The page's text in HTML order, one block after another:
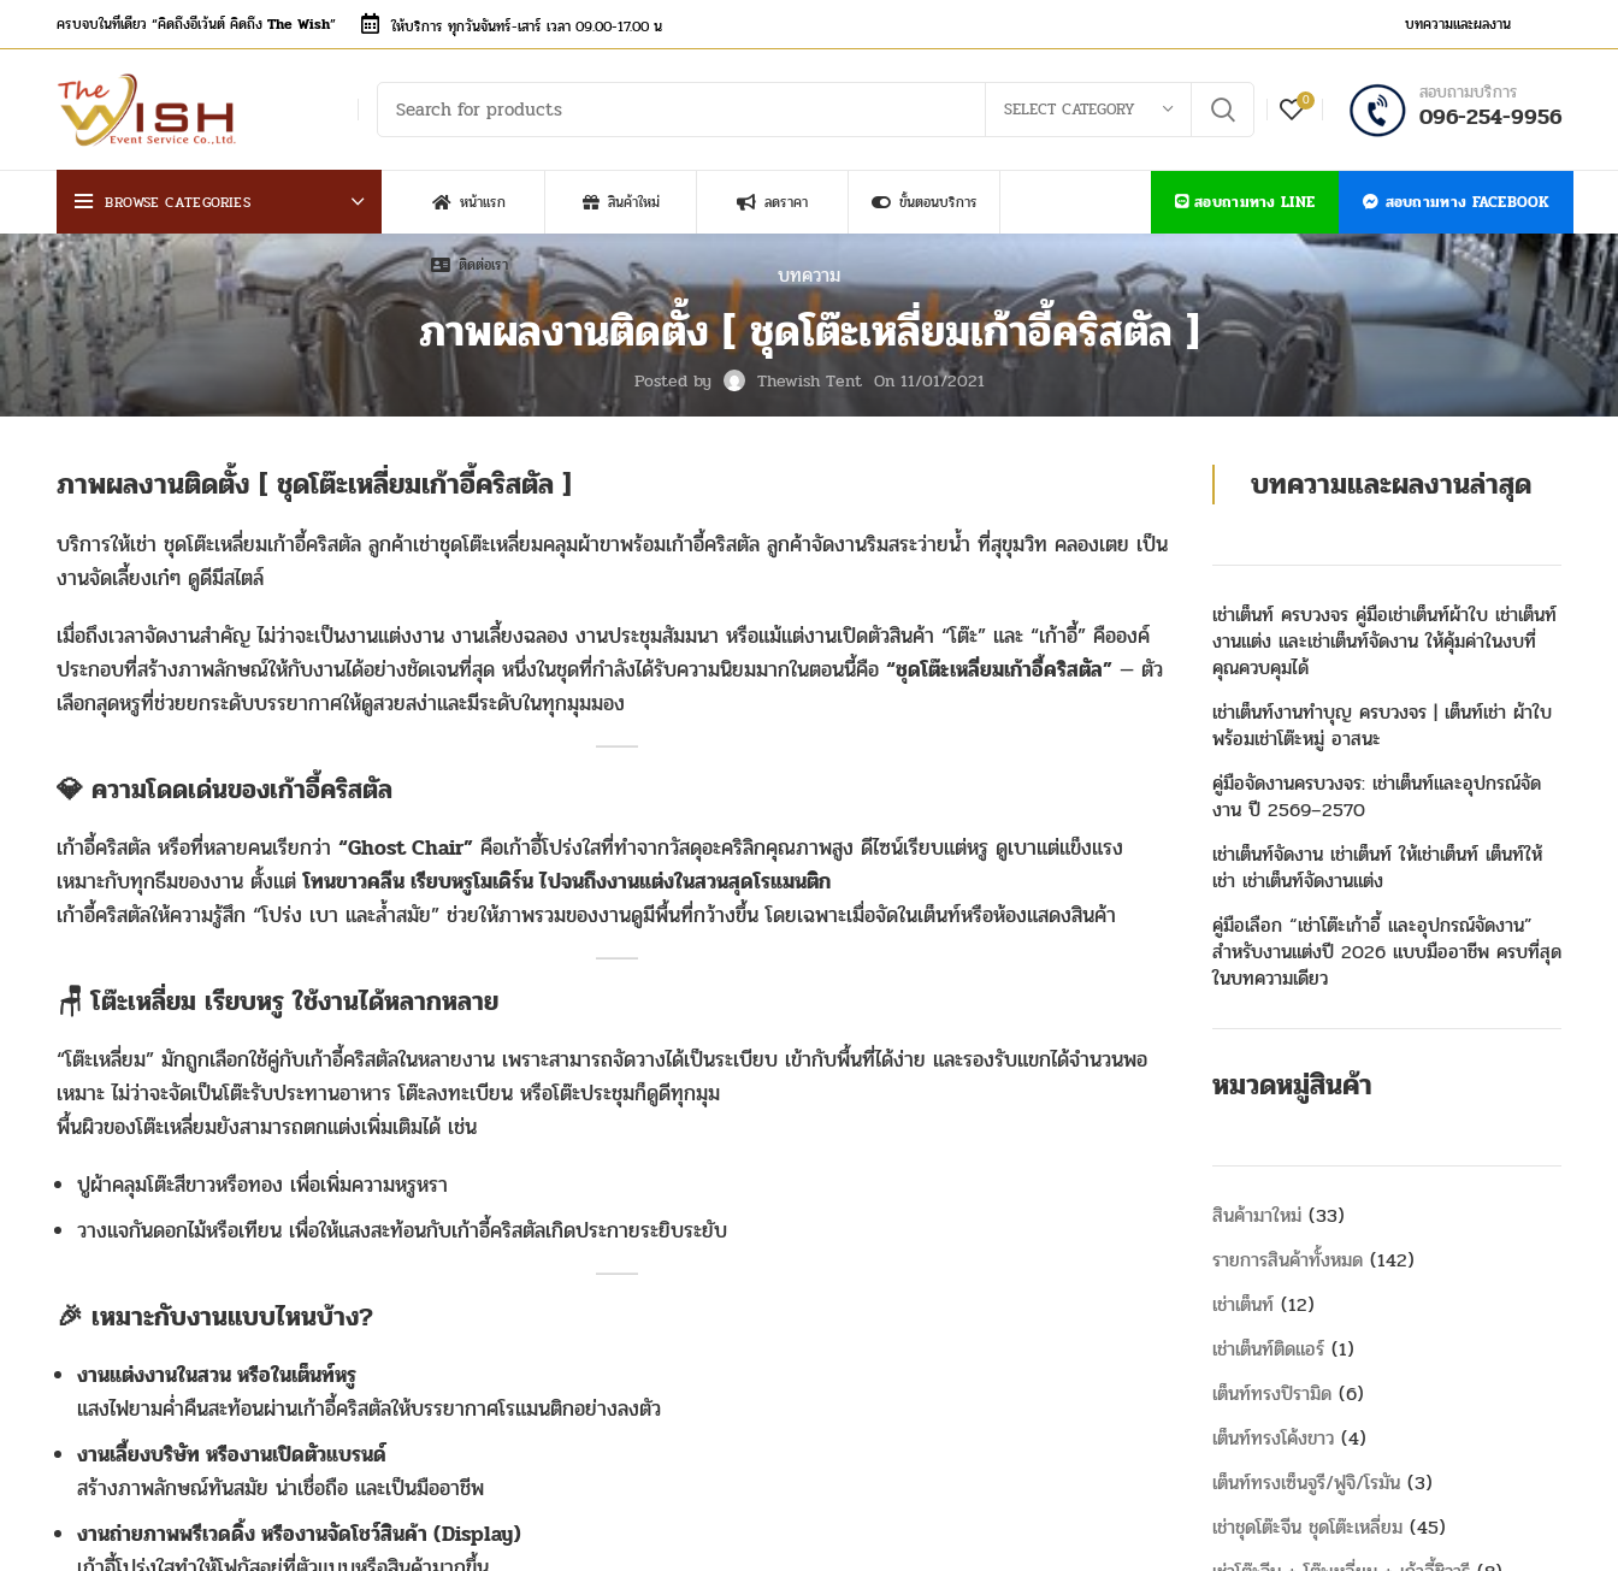
ครบจบในที่เดียว “คิดถึงอีเว้นต์ คิดถึง The Wish” ให้บริการ ทุกวันจันทร์-เสาร์ เวลา 09.00-17.00 น บทความและผลงาน
SELECT CATEGORY 0 สอบถามบริการ
096-254-9956
BROWSE CATEGORIES หน้าแรก สินค้าใหม่ ลดราคา ขั้นตอนบริการ
ติดต่อเรา
สอบถามทาง LINE สอบถามทาง FACEBOOK
บทความ
ภาพผลงานติดตั้ง [ ชุดโต๊ะเหลี่ยมเก้าอี้คริสตัล ]
Posted by Thewish Tent On 11/01/2021
ภาพผลงานติดตั้ง [ ชุดโต๊ะเหลี่ยมเก้าอี้คริสตัล ]
บริการให้เช่า ชุดโต๊ะเหลี่ยมเก้าอี้คริสตัล ลูกค้าเช่าชุดโต๊ะเหลี่ยมคลุมผ้าขาพร้อมเก้าอี้คริสตัล ลูกค้าจัดงานริมสระว่ายน้ำ ที่สุขุมวิท คลองเตย เป็น
งานจัดเลี้ยงเก๋ๆ ดูดีมีสไตล์
เมื่อถึงเวลาจัดงานสำคัญ ไม่ว่าจะเป็นงานแต่งงาน งานเลี้ยงฉลอง งานประชุมสัมมนา หรือแม้แต่งานเปิดตัวสินค้า “โต๊ะ” และ “เก้าอี้” คือองค์
ประกอบที่สร้างภาพลักษณ์ให้กับงานได้อย่างชัดเจนที่สุด หนึ่งในชุดที่กำลังได้รับความนิยมมากในตอนนี้คือ “ชุดโต๊ะเหลี่ยมเก้าอี้คริสตัล” — ตัว
เลือกสุดหรูที่ช่วยยกระดับบรรยากาศให้ดูสวยสง่าและมีระดับในทุกมุมมอง
💎 ความโดดเด่นของเก้าอี้คริสตัล
เก้าอี้คริสตัล หรือที่หลายคนเรียกว่า “Ghost Chair” คือเก้าอี้โปร่งใสที่ทำจากวัสดุอะคริลิกคุณภาพสูง ดีไซน์เรียบแต่หรู ดูเบาแต่แข็งแรง
เหมาะกับทุกธีมของงาน ตั้งแต่โทนขาวคลีน เรียบหรูโมเดิร์น ไปจนถึงงานแต่งในสวนสุดโรแมนติก
เก้าอี้คริสตัลให้ความรู้สึก “โปร่ง เบา และล้ำสมัย” ช่วยให้ภาพรวมของงานดูมีพื้นที่กว้างขึ้น โดยเฉพาะเมื่อจัดในเต็นท์หรือห้องแสดงสินค้า
🪑 โต๊ะเหลี่ยม เรียบหรู ใช้งานได้หลากหลาย
“โต๊ะเหลี่ยม” มักถูกเลือกใช้คู่กับเก้าอี้คริสตัลในหลายงาน เพราะสามารถจัดวางได้เป็นระเบียบ เข้ากับพื้นที่ได้ง่าย และรองรับแขกได้จำนวนพอ
เหมาะ ไม่ว่าจะจัดเป็นโต๊ะรับประทานอาหาร โต๊ะลงทะเบียน หรือโต๊ะประชุมก็ดูดีทุกมุม
พื้นผิวของโต๊ะเหลี่ยมยังสามารถตกแต่งเพิ่มเติมได้ เช่น
ปูผ้าคลุมโต๊ะสีขาวหรือทอง เพื่อเพิ่มความหรูหรา
วางแจกันดอกไม้หรือเทียน เพื่อให้แสงสะท้อนกับเก้าอี้คริสตัลเกิดประกายระยิบระยับ
🎉 เหมาะกับงานแบบไหนบ้าง?
งานแต่งงานในสวน หรือในเต็นท์หรู
แสงไฟยามค่ำคืนสะท้อนผ่านเก้าอี้คริสตัลให้บรรยากาศโรแมนติกอย่างลงตัว
งานเลี้ยงบริษัท หรืองานเปิดตัวแบรนด์
สร้างภาพลักษณ์ทันสมัย น่าเชื่อถือ และเป็นมืออาชีพ
งานถ่ายภาพพรีเวดดิ้ง หรืองานจัดโชว์สินค้า (Display)
บทความและผลงานล่าสุด
เช่าเต็นท์ ครบวงจร คู่มือเช่าเต็นท์ผ้าใบ เช่าเต็นท์
งานแต่ง และเช่าเต็นท์จัดงาน ให้คุ้มค่าในงบที่
คุณควบคุมได้
เช่าเต็นท์งานทำบุญ ครบวงจร | เต็นท์เช่า ผ้าใบ
พร้อมเช่าโต๊ะหมู่ อาสนะ
คู่มือจัดงานครบวงจร: เช่าเต็นท์และอุปกรณ์จัด
งาน ปี 2569–2570
เช่าเต็นท์จัดงาน เช่าเต็นท์ ให้เช่าเต็นท์ เต็นท์ให้
เช่า เช่าเต็นท์จัดงานแต่ง
คู่มือเลือก “เช่าโต๊ะเก้าอี้ และอุปกรณ์จัดงาน”
สำหรับงานแต่งปี 2026 แบบมืออาชีพ ครบที่สุด
ในบทความเดียว
หมวดหมู่สินค้า
สินค้ามาใหม่ 33
รายการสินค้าทั้งหมด 142
เช่าเต็นท์ 12
เช่าเต็นท์ติดแอร์ 1
เต็นท์ทรงปิรามิด 6
เต็นท์ทรงโค้งขาว 4
เต็นท์ทรงเซ็นจูรี/ฟูจิ/โรมัน 3
เช่าชุดโต๊ะจีน ชุดโต๊ะเหลี่ยม 45